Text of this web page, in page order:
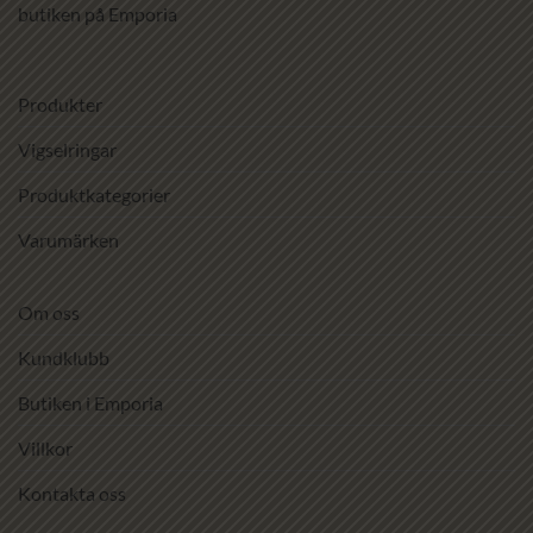
butiken på Emporia
Produkter
Vigselringar
Produktkategorier
Varumärken
Om oss
Kundklubb
Butiken i Emporia
Villkor
Kontakta oss